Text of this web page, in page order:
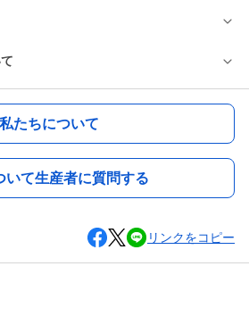
私たちについて
いて生産者に質問する
リンクをコピー